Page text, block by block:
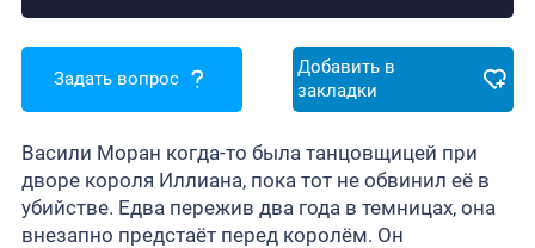
Задать вопрос
Добавить в
закладки
Васили Моран когда-то была танцовщицей при
дворе короля Иллиана, пока тот не обвинил её в
убийстве. Едва пережив два года в темницах, она
внезапно предстаёт перед королём. Он